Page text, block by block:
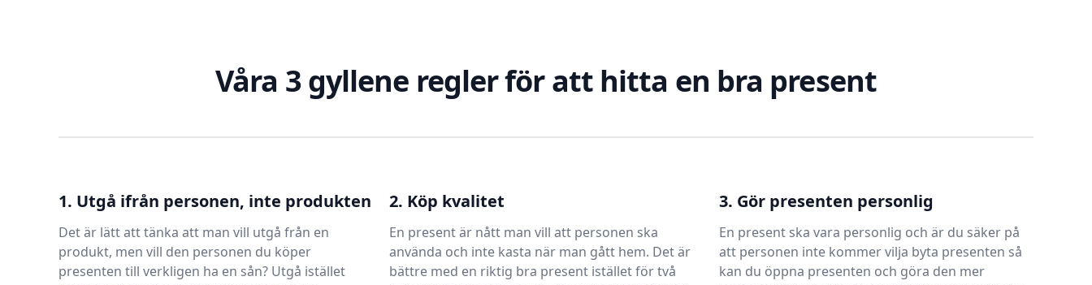
Våra 3 gyllene regler för att hitta en bra present
1. Utgå ifrån personen, inte produkten
Det är lätt att tänka att man vill utgå från en
produkt, men vill den personen du köper
presenten till verkligen ha en sån? Utgå istället
2. Köp kvalitet
En present är nått man vill att personen ska
använda och inte kasta när man gått hem. Det är
bättre med en riktig bra present istället för två
3. Gör presenten personlig
En present ska vara personlig och är du säker på
att personen inte kommer vilja byta presenten så
kan du öppna presenten och göra den mer